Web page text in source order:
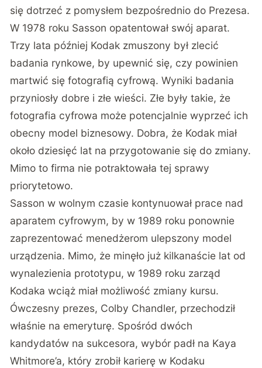
się dotrzeć z pomysłem bezpośrednio do Prezesa.
W 1978 roku Sasson opatentował swój aparat.
Trzy lata później Kodak zmuszony był zlecić
badania rynkowe, by upewnić się, czy powinien
martwić się fotografią cyfrową. Wyniki badania
przyniosły dobre i złe wieści. Złe były takie, że
fotografia cyfrowa może potencjalnie wyprzeć ich
obecny model biznesowy. Dobra, że Kodak miał
około dziesięć lat na przygotowanie się do zmiany.
Mimo to firma nie potraktowała tej sprawy
priorytetowo.
Sasson w wolnym czasie kontynuował prace nad
aparatem cyfrowym, by w 1989 roku ponownie
zaprezentować menedżerom ulepszony model
urządzenia. Mimo, że minęło już kilkanaście lat od
wynalezienia prototypu, w 1989 roku zarząd
Kodaka wciąż miał możliwość zmiany kursu.
Ówczesny prezes, Colby Chandler, przechodził
właśnie na emeryturę. Spośród dwóch
kandydatów na sukcesora, wybór padł na Kaya
Whitmore’a, który zrobił karierę w Kodaku